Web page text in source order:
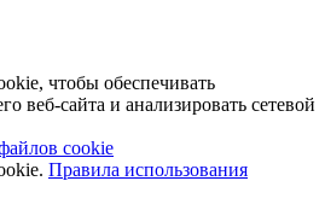
чтобы обеспечивать
веб-сайта и анализировать сетевой
cookie
Правила использования